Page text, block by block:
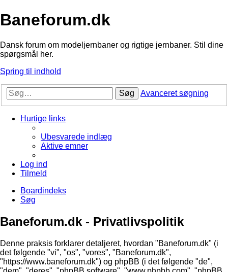
Baneforum.dk
Dansk forum om modeljernbaner og rigtige jernbaner. Stil dine
spørgsmål her.
Spring til indhold
Søg Avanceret søgning
Hurtige links
Ubesvarede indlæg
Aktive emner
Log ind
Tilmeld
Boardindeks
Søg
Baneforum.dk - Privatlivspolitik
Denne praksis forklarer detaljeret, hvordan "Baneforum.dk" (i
det følgende "vi", "os", "vores", "Baneforum.dk",
"https://www.baneforum.dk") og phpBB (i det følgende "de",